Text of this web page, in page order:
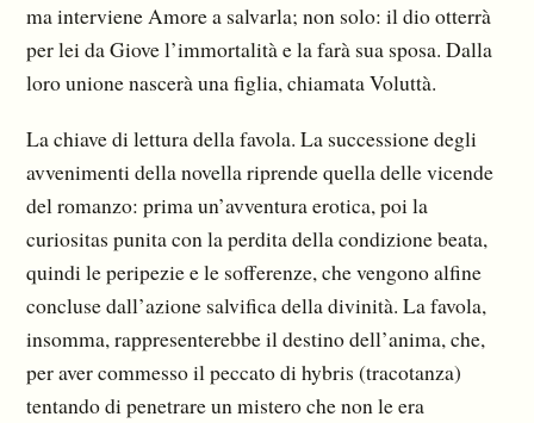
ma interviene Amore a salvarla; non solo: il dio otterrà
per lei da Giove l’immortalità e la farà sua sposa. Dalla
loro unione nascerà una figlia, chiamata Voluttà.
La chiave di lettura della favola. La successione degli
avvenimenti della novella riprende quella delle vicende
del romanzo: prima un’avventura erotica, poi la
curiositas punita con la perdita della condizione beata,
quindi le peripezie e le sofferenze, che vengono alfine
concluse dall’azione salvifica della divinità. La favola,
insomma, rappresenterebbe il destino dell’anima, che,
per aver commesso il peccato di hybris (tracotanza)
tentando di penetrare un mistero che non le era